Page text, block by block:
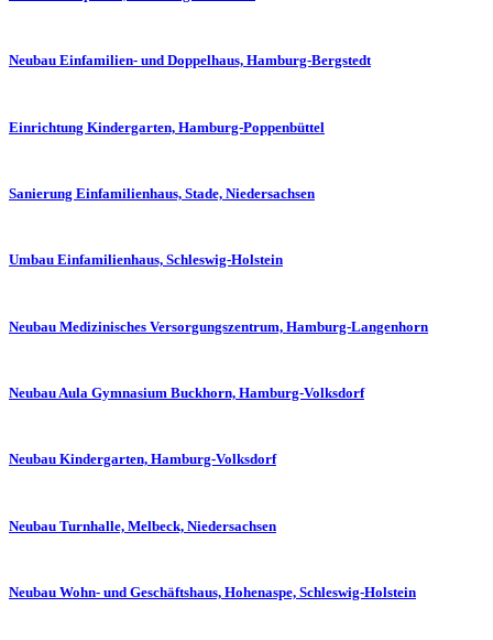
Neubau Einfamilien- und Doppelhaus, Hamburg-Bergstedt
Einrichtung Kindergarten, Hamburg-Poppenbüttel
Sanierung Einfamilienhaus, Stade, Niedersachsen
Umbau Einfamilienhaus, Schleswig-Holstein
Neubau Medizinisches Versorgungszentrum, Hamburg-Langenhorn
Neubau Aula Gymnasium Buckhorn, Hamburg-Volksdorf
Neubau Kindergarten, Hamburg-Volksdorf
Neubau Turnhalle, Melbeck, Niedersachsen
Neubau Wohn- und Geschäftshaus, Hohenaspe, Schleswig-Holstein